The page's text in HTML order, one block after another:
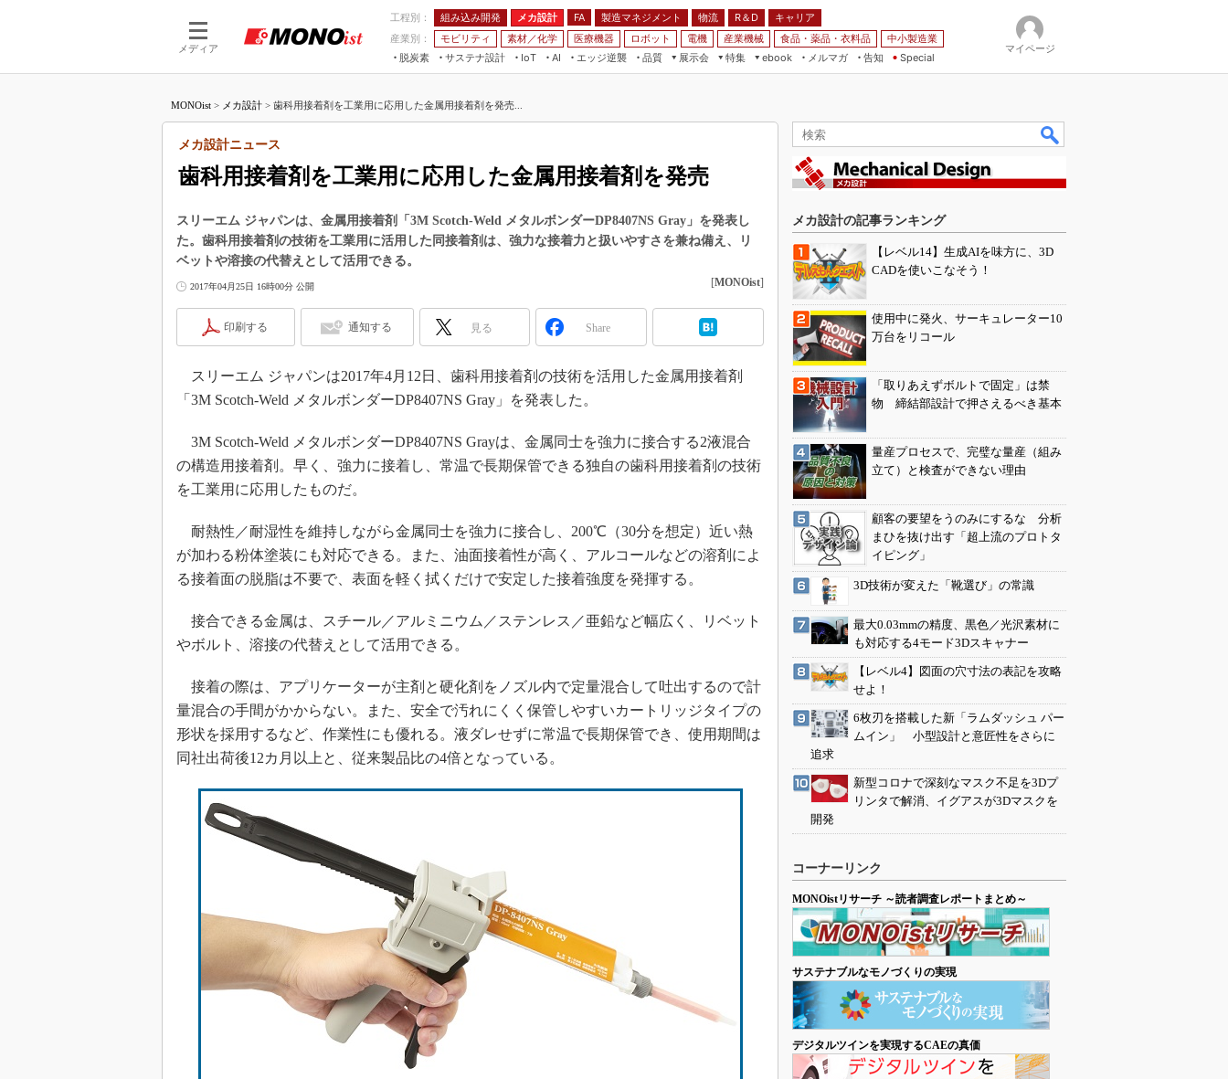
メディア
工程別： 組み込み開発 メカ設計 FA 製造マネジメント 物流 R＆D
キャリア
産業別：
モビリティ 素材／化学 医療機器 ロボット 電機 産業機械 食品・薬品・衣料品
中小製造業
脱炭素
サステナ設計
IoT
つながる工場
AI
AI×設備保全
エッジ逆襲 品質
展示会
JIMTOF
IIFES
ジャパンモビリティショー
スマート工場EXPO
EdgeTech+
日本ものづくりワールド
AUTOMOTIVE WORLD
特集
VR／AR
フィールドサービス
FPGA
組み込み画像技術
車載ソフト開発
無償設計ツール
デジタルツインとCAE
S＆OP
イノベーション
製造業ビッグデータ
メイドインジャパン
植物工場
グローバル設計・開発
制御セキュリティ
新型コロナへの対応
ebook
FA
モビリティ
素材／化学
メルマガ
告知 Special
マイページ
MONOist > メカ設計 > 歯科用接着剤を工業用に応用した金属用接着剤を発売...
歯科用接着剤を工業用に応用した金属用接着剤を発売
メカ設計ニュース
スリーエム ジャパンは、金属用接着剤「3M Scotch-Weld メタルボンダーDP8407NS Gray」を発表し
た。歯科用接着剤の技術を工業用に活用した同接着剤は、強力な接着力と扱いやすさを兼ね備え、リ
ベットや溶接の代替えとして活用できる。
2017年04月25日 16時00分 公開 [MONOist]
印刷する 通知する 見る Share
スリーエム ジャパンは2017年4月12日、歯科用接着剤の技術を活用した金属用接着剤
「3M Scotch-Weld メタルボンダーDP8407NS Gray」を発表した。
3M Scotch-Weld メタルボンダーDP8407NS Grayは、金属同士を強力に接合する2液混合
の構造用接着剤。早く、強力に接着し、常温で長期保管できる独自の歯科用接着剤の技術
を工業用に応用したものだ。
耐熱性／耐湿性を維持しながら金属同士を強力に接合し、200℃（30分を想定）近い熱
が加わる粉体塗装にも対応できる。また、油面接着性が高く、アルコールなどの溶剤によ
る接着面の脱脂は不要で、表面を軽く拭くだけで安定した接着強度を発揮する。
接合できる金属は、スチール／アルミニウム／ステンレス／亜鉛など幅広く、リベット
やボルト、溶接の代替えとして活用できる。
接着の際は、アプリケーターが主剤と硬化剤をノズル内で定量混合して吐出するので計
量混合の手間がかからない。また、安全で汚れにくく保管しやすいカートリッジタイプの
形状を採用するなど、作業性にも優れる。液ダレせずに常温で長期保管でき、使用期間は
同社出荷後12カ月以上と、従来製品比の4倍となっている。
メカ設計の記事ランキング
【レベル14】生成AIを味方に、3D
CADを使いこなそう！
使用中に発火、サーキュレーター10
万台をリコール
「取りあえずボルトで固定」は禁
物 締結部設計で押さえるべき基本
量産プロセスで、完璧な量産（組み
立て）と検査ができない理由
顧客の要望をうのみにするな 分析
まひを抜け出す「超上流のプロトタ
イピング」
3D技術が変えた「靴選び」の常識
最大0.03mmの精度、黒色／光沢素材に
も対応する4モード3Dスキャナー
【レベル4】図面の穴寸法の表記を攻略
せよ！
6枚刃を搭載した新「ラムダッシュ パー
ムイン」 小型設計と意匠性をさらに
追求
新型コロナで深刻なマスク不足を3Dプ
リンタで解消、イグアスが3Dマスクを
開発
コーナーリンク
MONOistリサーチ ～読者調査レポートまとめ～
サステナブルなモノづくりの実現
デジタルツインを実現するCAEの真価